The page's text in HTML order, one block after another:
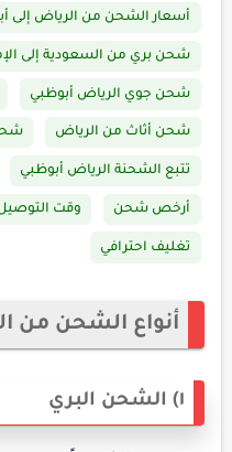
أسعار الشحن من الرياض إلى
شحن بري من السعودية إلى
شحن جوي الرياض أبوظبي
شحن أثاث من الرياض
تتبع الشحنة الرياض أبوظبي
أرخص شحن وقت
تغليف احترافي
أنواع الشحن من
١) الشحن البري